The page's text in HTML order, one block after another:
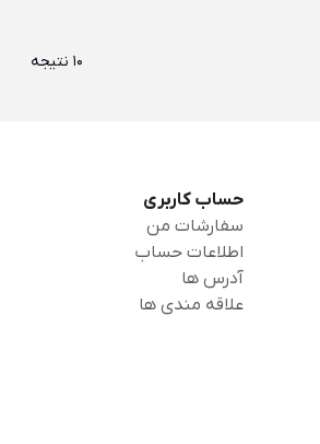
10 نتیجه
حساب کاربری
سفارشات من
اطلاعات حساب
آدرس ها
علاقه مندی ها